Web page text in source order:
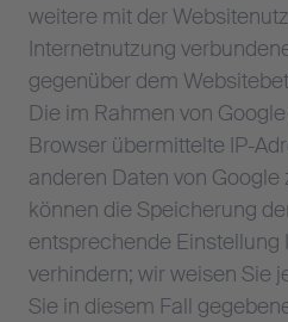
weitere mit der
Internetnutzung
gegenüber dem
Die im Rahmen von
Browser übermittelte IP-
anderen Daten von
können die Speicherung
entsprechende
verhindern; wir weisen Sie
Sie in diesem Fall